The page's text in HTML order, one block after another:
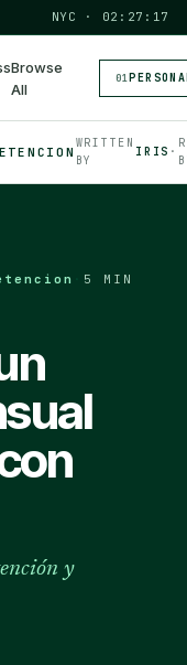
PERSONAL · 6 MIN ◆
NYC · 02:27:18
Browse
All
01
WRITTEN
BY
IRIS ·
5 MIN
y